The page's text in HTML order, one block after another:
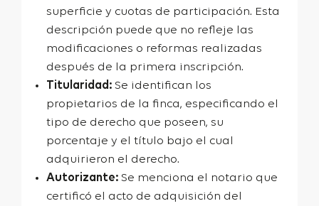
superficie y cuotas de participación. Esta
descripción puede que no refleje las
modificaciones o reformas realizadas
después de la primera inscripción.
Titularidad: Se identifican los
propietarios de la finca, especificando el
tipo de derecho que poseen, su
porcentaje y el título bajo el cual
adquirieron el derecho.
Autorizante: Se menciona el notario que
certificó el acto de adquisición del